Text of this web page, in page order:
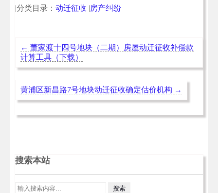
|分类目录： 动迁征收 |房产纠纷
← 董家渡十四号地块（二期）房屋动迁征收补偿款
计算工具（下载）
黄浦区新昌路7号地块动迁征收确定估价机构 →
搜索本站